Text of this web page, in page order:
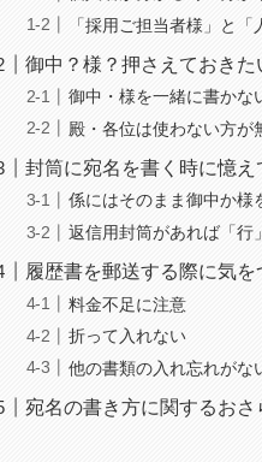
「採用ご担当者様」と
御中？様？押さえておきた
御中・様を一緒に書かな
殿・各位は使わない方が
封筒に宛名を書く時に憶
係にはそのまま御中か様
返信用封筒があれば「行
履歴書を郵送する際に気を
料金不足に注意
折って入れない
他の書類の入れ忘れがな
宛名の書き方に関するおさ